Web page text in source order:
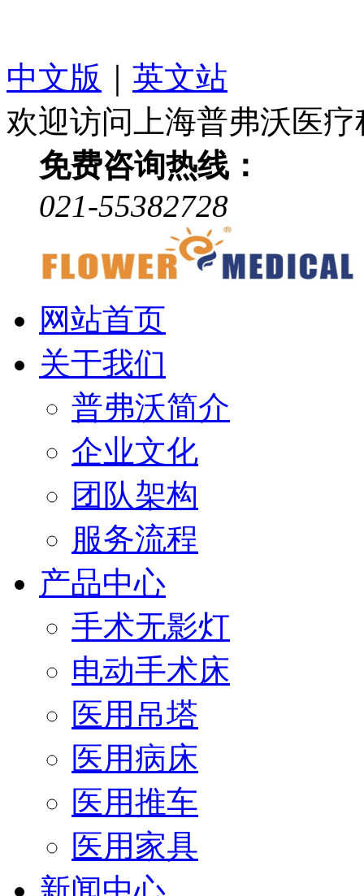
中文版
英文站
欢迎访问上海普弗沃医
免费咨询热线：
021-55382728
网站首页
关于我们
普弗沃简介
企业文化
团队架构
服务流程
产品中心
手术无影灯
电动手术床
医用吊塔
医用病床
医用推车
医用家具